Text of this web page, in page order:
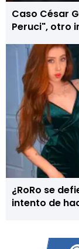
Caso César
Peruci", otro
¿RoRo se
intento de